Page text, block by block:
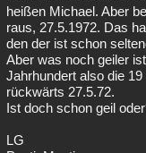
heißen Michael. Aber
raus, 27.5.1972. Das
den der ist schon
Aber was noch geiler
Jahrhundert also die
rückwärts 27.5.72.
Ist doch schon geil
LG